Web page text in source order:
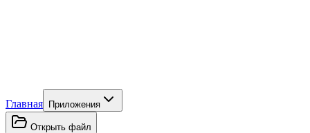
Главная Приложения
Открыть файл